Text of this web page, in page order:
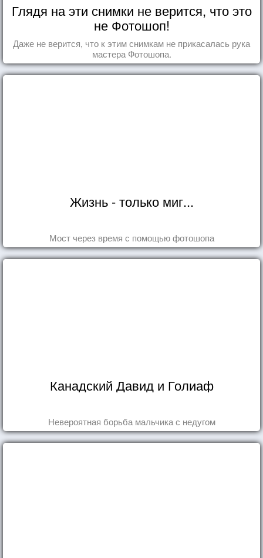
Глядя на эти снимки не верится, что это
не Фотошоп!
Даже не верится, что к этим снимкам не прикасалась рука
мастера Фотошопа.
Жизнь - только миг...
Мост через время с помощью фотошопа
Канадский Давид и Голиаф
Невероятная борьба мальчика с недугом